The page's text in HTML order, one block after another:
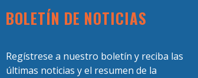
BOLETÍN DE NOTICIAS
Regístrese a nuestro boletín y reciba las
últimas noticias y el resumen de la